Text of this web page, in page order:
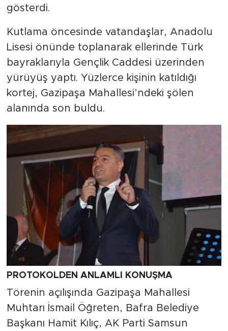
gösterdi.
Kutlama öncesinde vatandaşlar, Anadolu
Lisesi önünde toplanarak ellerinde Türk
bayraklarıyla Gençlik Caddesi üzerinden
yürüyüş yaptı. Yüzlerce kişinin katıldığı
kortej, Gazipaşa Mahallesi’ndeki şölen
alanında son buldu.
PROTOKOLDEN ANLAMLI KONUŞMA
Törenin açılışında Gazipaşa Mahallesi
Muhtarı İsmail Öğreten, Bafra Belediye
Başkanı Hamit Kılıç, AK Parti Samsun